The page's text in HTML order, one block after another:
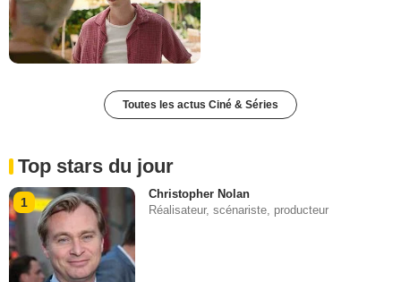
Toutes les actus Ciné & Séries
Top stars du jour
1
Christopher Nolan
Réalisateur, scénariste, producteur